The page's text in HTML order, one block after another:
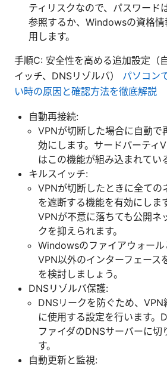
ティリスクなので、パスワード
参照するか、Windowsの資格
用します。
手順C: 安全性を高める追加設定（
イッチ、DNSリゾルバ） パソコン
い時の原因と確認方法を徹底解説
自動再接続:
VPNが切断した場合に自動で
効にします。サードパーティ
はこの機能が組み込まれてい
キルスイッチ:
VPNが切断したときに全ての
を遮断する機能を有効にしま
VPNが不意に落ちても公開ネ
クを抑えられます。
Windowsのファイアウォール
VPN以外のインターフェース
を検討しましょう。
DNSリゾルバ保護:
DNSリークを防ぐため、
に使用する設定を行います。
ファイダのDNSサーバーに切
す。
自動更新と監視: